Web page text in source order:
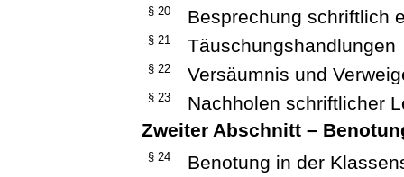
§ 20 Besprechung schriftlich
§ 21 Täuschungshandlungen
§ 22 Versäumnis und
§ 23
Nachholen schriftlicher
Zweiter Abschnitt –
§ 24 Benotung in der